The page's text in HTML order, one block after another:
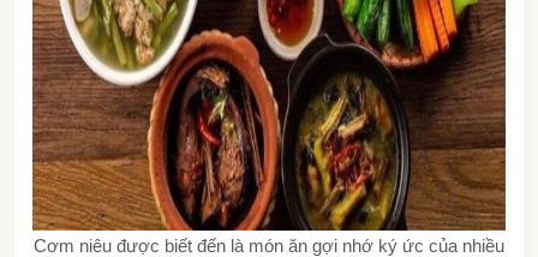
Cơm niêu được biết đến là món ăn gợi nhớ ký ức của nhiều